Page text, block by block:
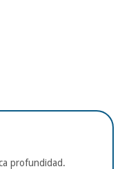
profundidad.